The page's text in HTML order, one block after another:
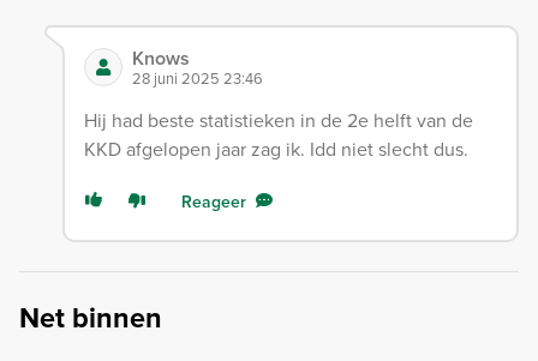
Knows
28 juni 2025 23:46
Hij had beste statistieken in de 2e helft van de
KKD afgelopen jaar zag ik. Idd niet slecht dus.
Reageer
Net binnen